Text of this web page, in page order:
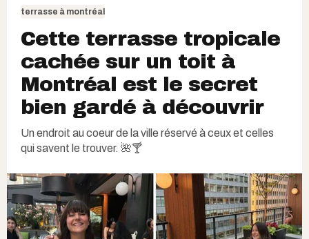
terrasse à montréal
Cette terrasse tropicale
cachée sur un toit à
Montréal est le secret
bien gardé à découvrir
Un endroit au coeur de la ville réservé à ceux et celles
qui savent le trouver. 🌺🍸